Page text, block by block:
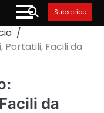
Subscribe
Portatili, Facili da
da